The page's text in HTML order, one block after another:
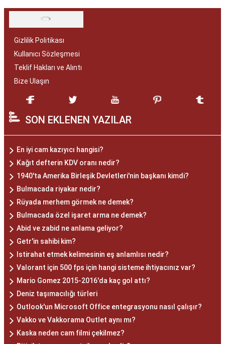
Gizlilik Politikası
Kullanıcı Sözleşmesi
Teklif Hakları ve Alıntı
Bize Ulaşın
SON EKLENEN YAZILAR
En iyi cam kazıyıcı hangisi?
Kağıt defterin KDV oranı nedir?
1940'ta Amerika Birleşik Devletleri'nin başkanı kimdi?
Bulmacada riyakar nedir?
Rüyada merhem görmek ne demek?
Bulmacada özel işaret arma ne demek?
Abid ve zabid ne anlama geliyor?
Getr'in sahibi kim?
Istirahat etmek kelimesinin eş anlamlısı nedir?
Valorant için 500 fps için hangi sisteme ihtiyacınız var?
Mario Gomez 2015-2016'da kaç gol attı?
Deniz taşımacılığı türleri
Outlook'un Microsoft Office entegrasyonu nasıl çalışır?
Vakko ve Vakkorama Outlet aynı mı?
Kaska neden cam filmi çekilmez?